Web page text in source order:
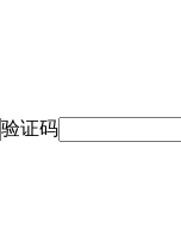
验证码